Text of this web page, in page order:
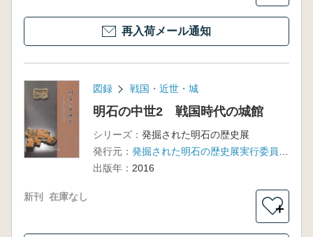
再入荷メール通知
図録 戦国・近世・城
明石の中世2 戦国時代の城館
シリーズ： 発掘された明石の歴史展
発行元：
出版年： 2016
新刊 在庫なし
＋